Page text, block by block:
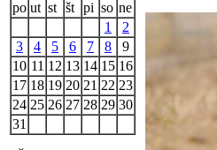
po ut st št pi so ne
1
2
3
4 5 6 7 8
9
10 11 12 13 14 15 16
17 18 19 20 21 22 23
24 25 26 27 28 29 30
31